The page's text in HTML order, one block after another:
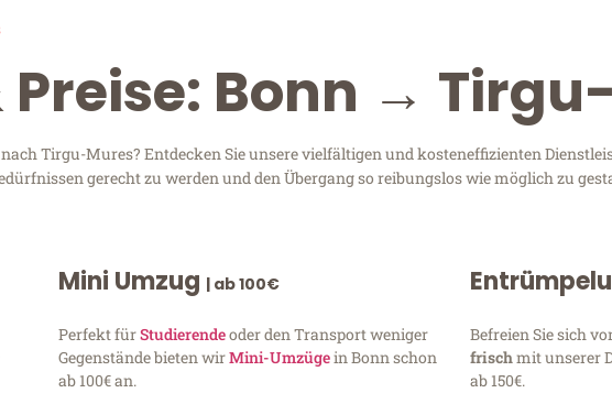
Bonn →
Tirgu-Mures? Entdecken Sie unsere vielfältigen und kosteneffizienten
gerecht zu werden und den Übergang so reibungslos wie möglich zu
Mini Umzug | ab 100€
Perfekt fürStudierendeoder den Transport weniger
Gegenstände bieten wirMini-Umzügein Bonn schon
ab 100€ an.
Befreien Sie sich
frischmit unserer
ab 150€.